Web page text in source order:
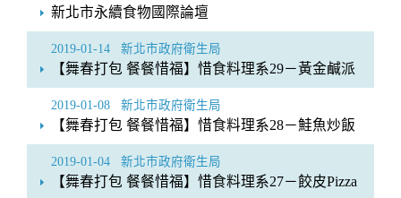
新北市永續食物國際論壇
【舞春打包 餐餐惜福】惜食料理系29－黃金鹹派
新北市政府衛生局
2019-01-14
【舞春打包 餐餐惜福】惜食料理系28－鮭魚炒飯
新北市政府衛生局
2019-01-08
【舞春打包 餐餐惜福】惜食料理系27－餃皮Pizza
新北市政府衛生局
2019-01-04